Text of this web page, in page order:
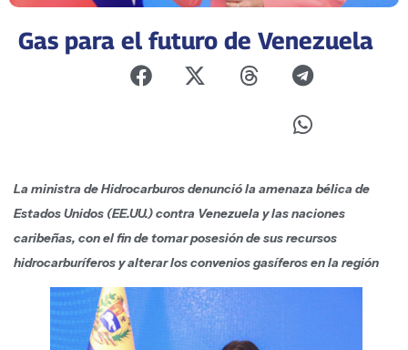
Gas para el futuro de Venezuela
La ministra de Hidrocarburos denunció la amenaza bélica de
Estados Unidos (EE.UU.) contra Venezuela y las naciones
caribeñas, con el fin de tomar posesión de sus recursos
hidrocarburíferos y alterar los convenios gasíferos en la región